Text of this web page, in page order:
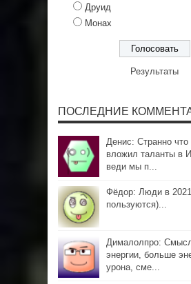
Друид
Монах
Результаты
ПОСЛЕДНИЕ
Денис: Странно что
вложил таланты в
веди мы п...
Фёдор: Люди в 2021
пользуются)...
Дималолпро:
энергии, больше
урона, сме...